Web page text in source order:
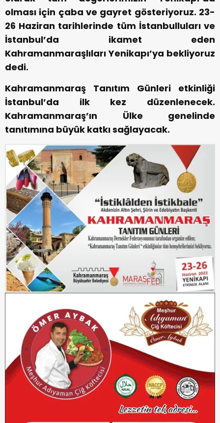
olması için çaba ve gayret gösteriyoruz. 23-
26 Haziran tarihlerinde tüm İstanbulluları ve
İstanbul’da ikamet eden
Kahramanmaraşlıları Yenikapı’ya bekliyoruz
dedi.
Kahramanmaraş Tanıtım Günleri etkinliği
İstanbul’da ilk kez düzenlenecek.
Kahramanmaraş’ın Ülke genelinde
tanıtımına büyük katkı sağlayacak.